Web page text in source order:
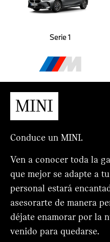
Serie 1
MINI
Conduce un MINI.
Ven a conocer toda la
que mejor se adapte a
personal estará
asesorarte de manera
déjate enamorar por la
venido para quedarse.